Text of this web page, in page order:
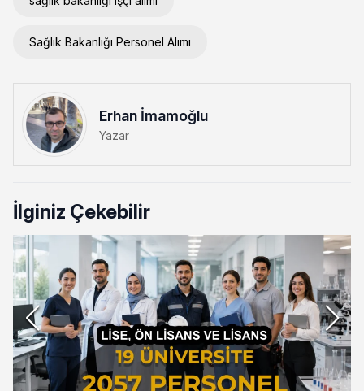
Sağlık Bakanlığı Personel Alımı
Erhan İmamoğlu
Yazar
İlginiz Çekebilir